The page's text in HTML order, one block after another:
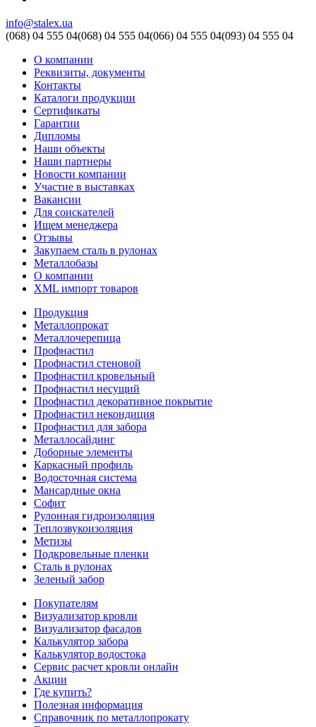
info@stalex.ua
(068) 04 555 04(068) 04 555 04(066) 04 555 04(093) 04 555 04
О компании
Реквизиты, документы
Контакты
Каталоги продукции
Сертификаты
Гарантии
Дипломы
Наши объекты
Наши партнеры
Новости компании
Участие в выставках
Вакансии
Для соискателей
Ищем менеджера
Отзывы
Закупаем сталь в рулонах
Металлобазы
О компании
XML импорт товаров
Продукция
Металлопрокат
Металлочерепица
Профнастил
Профнастил стеновой
Профнастил кровельный
Профнастил несущий
Профнастил декоративное покрытие
Профнастил некондиция
Профнастил для забора
Металлосайдинг
Доборные элементы
Каркасный профиль
Водосточная система
Мансардные окна
Софит
Рулонная гидроизоляция
Теплозвукоизоляция
Метизы
Подкровельные пленки
Сталь в рулонах
Зеленый забор
Покупателям
Визуализатор кровли
Визуализатор фасадов
Калькулятор забора
Калькулятор водостока
Сервис расчет кровли онлайн
Акции
Где купить?
Полезная информация
Справочник по металлопрокату